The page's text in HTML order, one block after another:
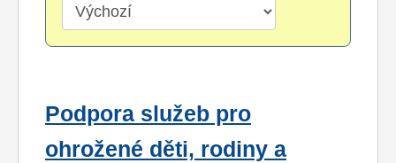
Podpora služeb pro
ohrožené děti, rodiny a